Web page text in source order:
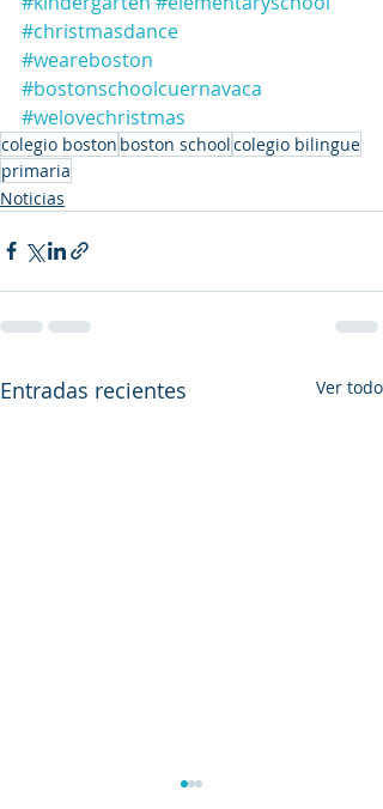
#christmasdance
#weareboston
#bostonschoolcuernavaca
#welovechristmas
colegio boston boston schoolcolegio bilingue
primaria
Noticias
Entradas recientes Ver todo